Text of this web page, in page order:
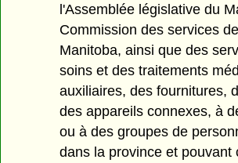
l'Assemblée législative du
Commission des services
Manitoba, ainsi que des
soins et des traitements
auxiliaires, des fournitures,
des appareils connexes, à
ou à des groupes de
dans la province et pouvant